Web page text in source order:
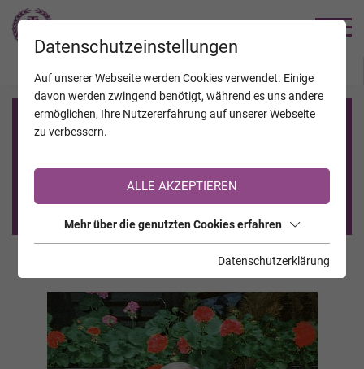
Registrierung auf TrauerHilfe.it
Sie sind noch nicht auf TrauerHilfe.it registriert?
>> zur kostenlosen Registrierung <<
Datenschutzeinstellungen
Auf unserer Webseite werden Cookies verwendet. Einige
davon werden zwingend benötigt, während es uns andere
ermöglichen, Ihre Nutzererfahrung auf unserer Webseite
zu verbessern.
ALLE AKZEPTIEREN
Mehr über die genutzten Cookies erfahren
Datenschutzerklärung
JAHRESTAGE KALENDER VERSTORBENE